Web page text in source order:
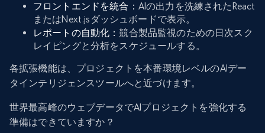
フロントエンドを統合： AIの出力を洗練されたReact
またはNext.jsダッシュボードで表示。
レポートの自動化：競合製品監視のための日次スク
レイピングと分析をスケジュールする。
各拡張機能は、プロジェクトを本番環境レベルのAIデー
タインテリジェンスツールへと近づけます。
世界最高峰のウェブデータでAIプロジェクトを強化する
準備はできていますか？